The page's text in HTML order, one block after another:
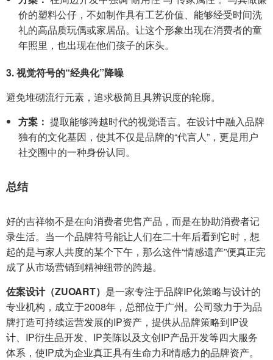
价的塑料公仔，不如制作具有工艺价值、能够经受时间洗
礼的高品质玩偶或家居品。让这个形象出现在消费者的童
年照里，也出现在他们孩子的床头。
3. 视觉符号的“经典化”降噪
避免堆砌流行元素，追求极简且具辨识度的轮廓。
方案： 提取能够跨越时代的视觉语言。在设计中融入品牌
独有的文化基因，使其不仅是品牌的“代言人”，更是用户
社交圈中的一种身份认同。
总结
好的吉祥物不是在向消费者兜售产品，而是在协助消费者记
录生活。当一个品牌符号能让人们在二十年后看到它时，想
起的是与家人共度的某个下午，那么这件“情感遗产”便真正完
成了从市场营销到精神纽带的跨越。
佐案设计（ZUOART） 是一家专注于品牌IP化策略与设计的
专业机构，成立于2008年，总部位于广州。公司致力于为品
牌打造可持续运营发展的IP资产，提供从品牌策略到IP设
计、IP衍生品开发、IP美陈以及文创IP产品开发等四大服务
体系，使IP成为企业真正具有生命力和情感力的品牌资产。